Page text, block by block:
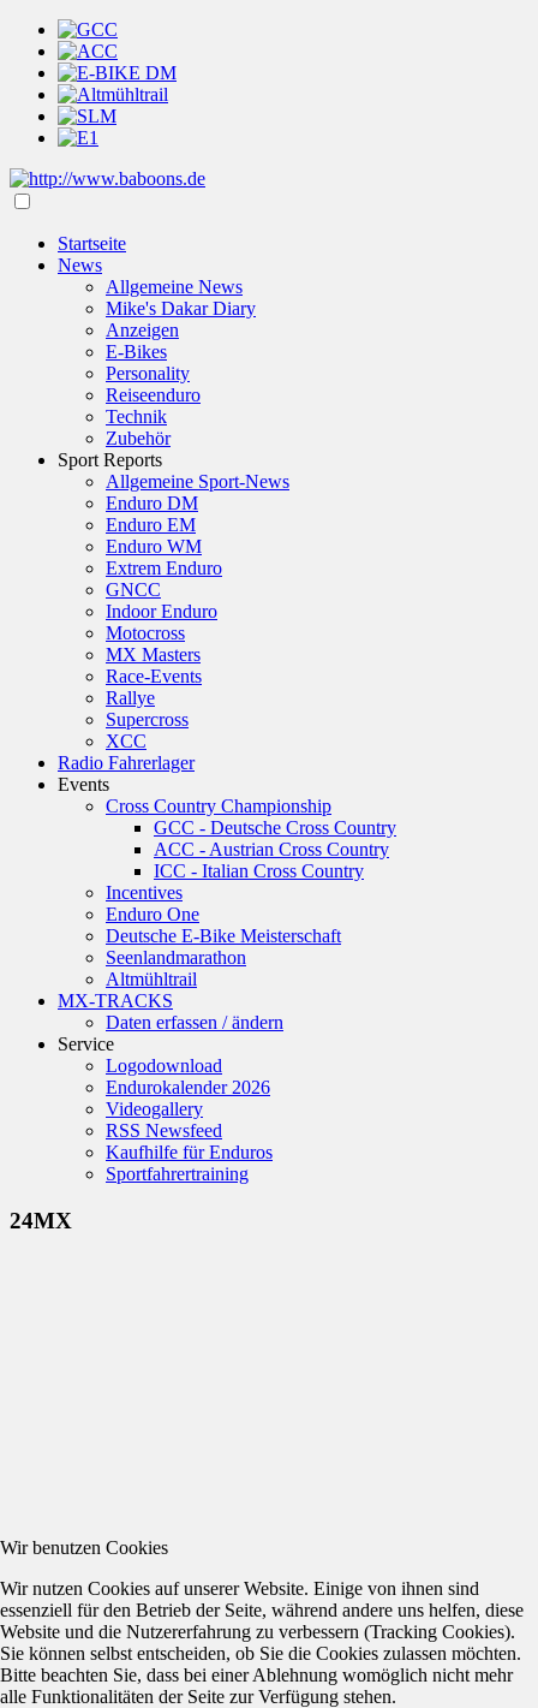
Startseite
News
Allgemeine News
Mike's Dakar Diary
Anzeigen
E-Bikes
Personality
Reiseenduro
Technik
Zubehör
Sport Reports
Allgemeine Sport-News
Enduro DM
Enduro EM
Enduro WM
Extrem Enduro
GNCC
Indoor Enduro
Motocross
MX Masters
Race-Events
Rallye
Supercross
XCC
Radio Fahrerlager
Events
Cross Country Championship
GCC - Deutsche Cross Country
ACC - Austrian Cross Country
ICC - Italian Cross Country
Incentives
Enduro One
Deutsche E-Bike Meisterschaft
Seenlandmarathon
Altmühltrail
MX-TRACKS
Daten erfassen / ändern
Service
Logodownload
Endurokalender 2026
Videogallery
RSS Newsfeed
Kaufhilfe für Enduros
Sportfahrertraining
24MX
Wir benutzen Cookies
Wir nutzen Cookies auf unserer Website. Einige von ihnen sind
essenziell für den Betrieb der Seite, während andere uns helfen, diese
Website und die Nutzererfahrung zu verbessern (Tracking Cookies).
Sie können selbst entscheiden, ob Sie die Cookies zulassen möchten.
Bitte beachten Sie, dass bei einer Ablehnung womöglich nicht mehr
alle Funktionalitäten der Seite zur Verfügung stehen.